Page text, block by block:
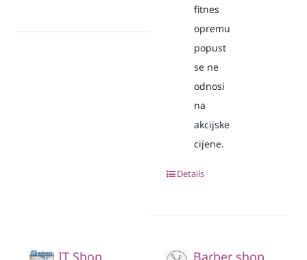
fitnes
opremu
popust
se ne
odnosi
na
akcijske
cijene.
Details
IT Shop Barber shop